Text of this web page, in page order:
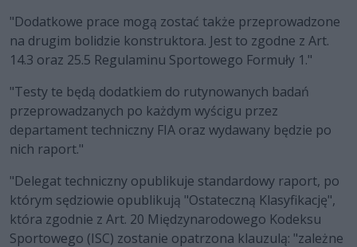
"Dodatkowe prace mogą zostać także przeprowadzone
na drugim bolidzie konstruktora. Jest to zgodne z Art.
14.3 oraz 25.5 Regulaminu Sportowego Formuły 1."
"Testy te będą dodatkiem do rutynowanych badań
przeprowadzanych po każdym wyścigu przez
departament techniczny FIA oraz wydawany będzie po
nich raport."
"Delegat techniczny opublikuje standardowy raport, po
którym sędziowie opublikują "Ostateczną Klasyfikację",
która zgodnie z Art. 20 Międzynarodowego Kodeksu
Sportowego (ISC) zostanie opatrzona klauzulą: "zależne